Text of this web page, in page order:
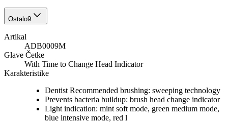
Ostalo9
Artikal
ADB0009M
Glave Četke
With Time to Change Head Indicator
Karakteristike
Dentist Recommended brushing: sweeping technology
Prevents bacteria buildup: brush head change indicator
Light indication: mint soft mode, green medium mode,
blue intensive mode, red l